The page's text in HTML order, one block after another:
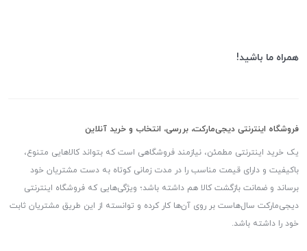
همراه ما باشید!
فروشگاه اینترنتی دیجی‌مارکت، بررسی، انتخاب و خرید آنلاین
یک خرید اینترنتی مطمئن، نیازمند فروشگاهی است که بتواند کالاهایی متنوع،
باکیفیت و دارای قیمت مناسب را در مدت زمانی کوتاه به دست مشتریان خود
برساند و ضمانت بازگشت کالا هم داشته باشد؛ ویژگی‌هایی که فروشگاه اینترنتی
دیجی‌مارکت سال‌هاست بر روی آن‌ها کار کرده و توانسته از این طریق مشتریان ثابت
خود را داشته باشد.